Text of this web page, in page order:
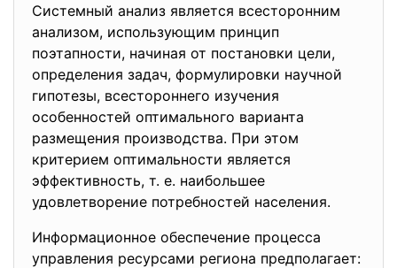
Системный анализ является всесторонним
анализом, использующим принцип
поэтапности, начиная от постановки цели,
определения задач, формулировки научной
гипотезы, всестороннего изучения
особенностей оптимального варианта
размещения производства. При этом
критерием оптимальности является
эффективность, т. е. наибольшее
удовлетворение потребностей населения.
Информационное обеспечение процесса
управления ресурсами региона предполагает: